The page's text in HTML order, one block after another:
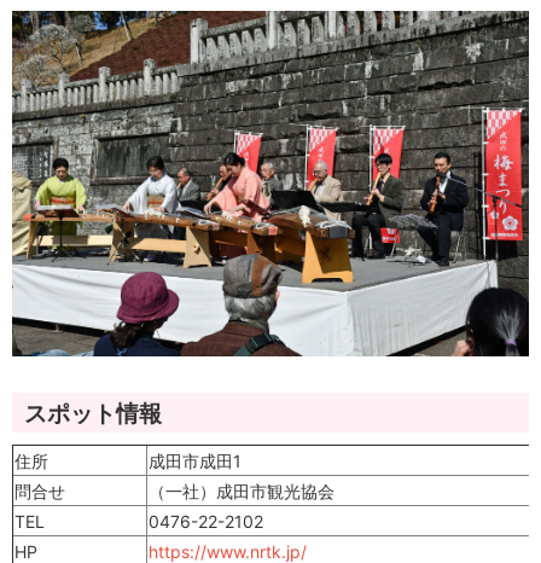
スポット情報
住所
成田市成田1
問合せ
（一社）成田市観光協会
TEL
0476-22-2102
HP
https://www.nrtk.jp/